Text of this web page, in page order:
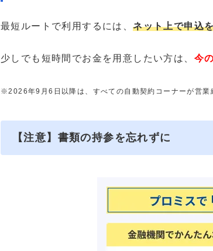
最短ルートで利用するには、ネット上で申込
少しでも短時間でお金を用意したい方は、 今
※2026年9月6日以降は、すべての自動契約コーナーが営業
【注意】書類の持参を忘れずに